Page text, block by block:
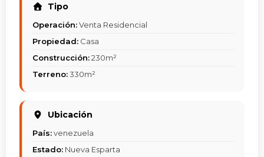
Tipo
Operación:Venta Residencial
Propiedad: Casa
Construcción:230m²
Terreno:330m²
Ubicación
País:venezuela
Estado: Nueva Esparta